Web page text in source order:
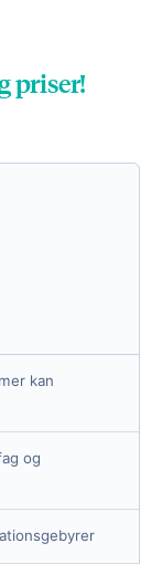
priser!
kan
og